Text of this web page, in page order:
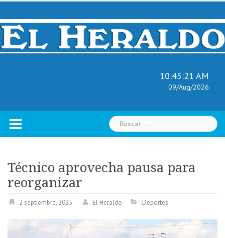
Skip
content
10:45:22 AM
09/Aug/2026
Buscar:
Técnico aprovecha pausa para
reorganizar
2 septiembre, 2025 El Heraldo Deportes